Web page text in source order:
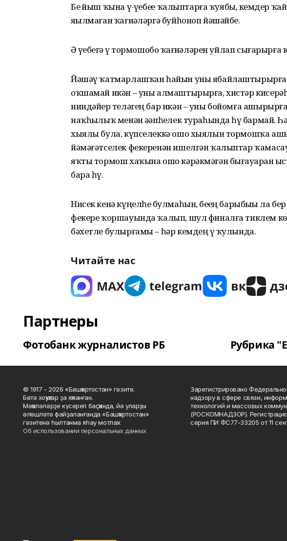
Беҙ йыш ҡына үҙ-үҙебеҙҙе ҡа­лып­тарға ҡуябыҙ, кемдер
яҙылмаған ҡағиҙә­ләргә буйһоноп йәшәйбеҙ.
Ә үҙебеҙгә үҙ тормошобоҙ ҡағи­ҙә­лә­рен уйлап
Йәшәү ҡатмарлашҡан һайын уны
оҡшамай икән – уны алмаш­тырырға, хистәр
ниндәйҙер теләгең бар икән – уны бойомға
наҡһыҙлыҡ менән әҙәпһеҙлек тура­һында һүҙ бармай.
хыялы була, күп­селеккә ошо хыялын тормошҡа
йәмә­ғәтселек фекеренән ишелгән ҡалыптар
яҡты тормош хаҡына ошо кәрәкмәгән бығауҙарҙан
бара һүҙ.
Нисек кенә күңелһеҙ булмаһын, беҙҙең барыбыҙҙы ла
фекере ҡор­шауында ҡалып, шул финалға тиклем
бәхетле булырғамы – һәр кемдең үҙ ҡулында.
Читайте нас
Партнеры
Фотобанк журналистов РБ Рубрика
© 1917 - 2026 «Башҡортостан» гәзите.
Бөтә хоҡуҡтар ҙа яҡланған.
Мәҡәләләрҙе күсереп баҫҡанда, йә уларҙы
өлөшләтә файҙаланғанда «Башҡортостан»
гәзитенә һылтанма яһау мотлаҡ.
Об использовании персональных данных
Зарегистрировано
надзору в сфере связи,
технологий и массовых
(РОСКОМНАДЗОР).
серия ПИ ФС77-33205 от 11